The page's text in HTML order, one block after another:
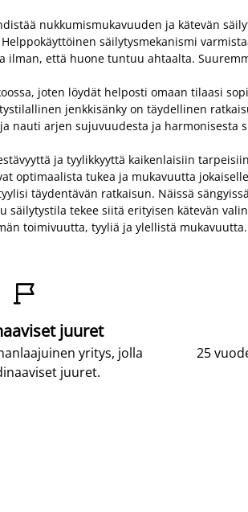
nukkumismukavuuden ja kätevän
säilytysmekanismi
että huone tuntuu ahtaalta.
joten löydät helposti omaan tilaasi
jenkkisänky on täydellinen
nauti arjen sujuvuudesta ja harmonisesta
ja tyylikkyyttä kaikenlaisiin
optimaalista tukea ja mukavuutta
täydentävän ratkaisun. Näissä
tekee siitä erityisen kätevän
toimivuutta, tyyliä ja ylellistä mukavuutta.

juuret
yritys, jolla
juuret.
25